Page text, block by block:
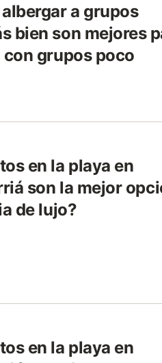
a grupos
bien son mejores
grupos poco
en la playa en
son la mejor
de lujo?
en la playa en